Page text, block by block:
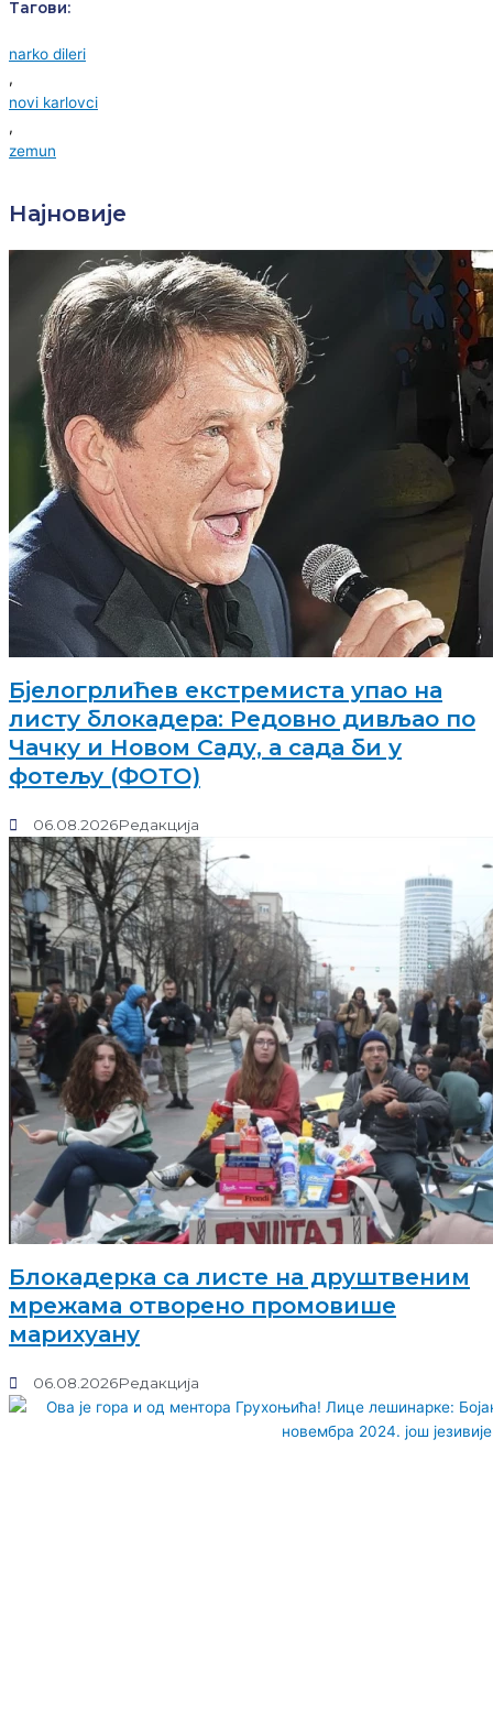
Тагови:
narko dileri
,
novi karlovci
,
zemun
Најновије
Бјелогрлићев екстремиста упао на
листу блокадера: Редовно дивљао по
Чачку и Новом Саду, а сада би у
фотељу (ФОТО)
06.08.2026Редакција
Блокадерка са листе на друштвеним
мрежама отворено промовише
марихуану
06.08.2026Редакција